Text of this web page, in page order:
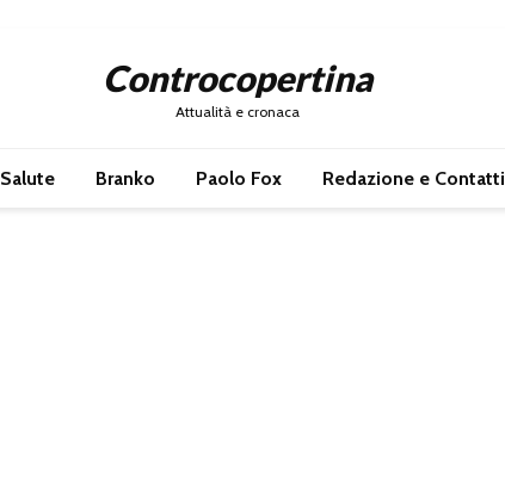
Controcopertina
Attualità e cronaca
Salute Branko Paolo Fox Redazione e Contatti